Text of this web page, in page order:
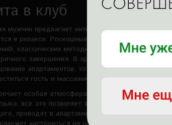
в клуб
мужчин предлагает интим, здесь нет
в релаксе. Роскошные сотрудницы заведения
классических методик массажа. Также они
завершения. В эросалоне создано все,
апартаментов, то есть в них есть
гость и массажистка для аквапенного
особая атмосфера, погружающая в море
все это позволяет забыть о проблемах,
проводят в апартаменты с улыбкой, где